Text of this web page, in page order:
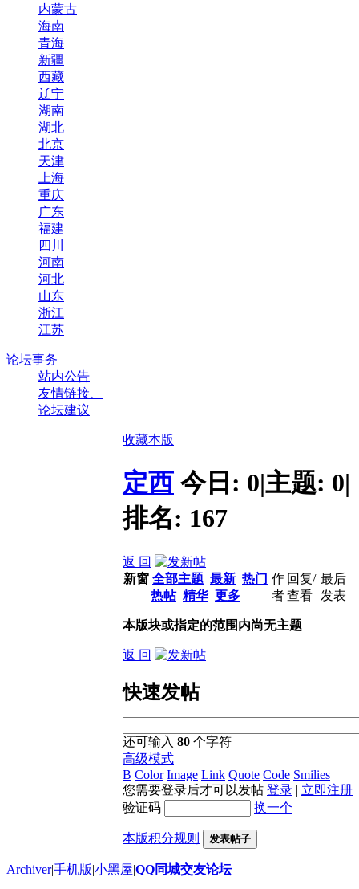
内蒙古
海南
青海
新疆
西藏
辽宁
湖南
湖北
北京
天津
上海
重庆
广东
福建
四川
河南
河北
山东
浙江
江苏
论坛事务
站内公告
友情链接、
论坛建议
收藏本版
定西 今日: 0|主题: 0|
排名: 167
返 回
新窗 全部主题 最新 热门
热帖 精华 更多
作
者
回复/
查看
最后
发表
本版块或指定的范围内尚无主题
返 回
快速发帖
还可输入 80 个字符
高级模式
B Color Image Link Quote Code Smilies
您需要登录后才可以发帖 登录 | 立即注册
验证码
换一个
本版积分规则 发表帖子
Archiver|手机版|小黑屋|QQ同城交友论坛